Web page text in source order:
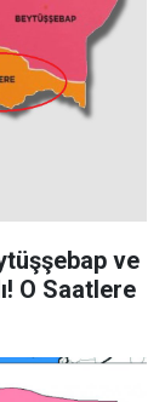
ve
O Saatlere